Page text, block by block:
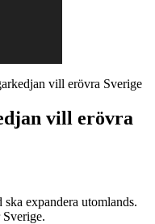
vill erövra Sverige
vill erövra
expandera utomlands.